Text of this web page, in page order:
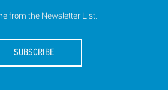
from the Newsletter List.
SUBSCRIBE